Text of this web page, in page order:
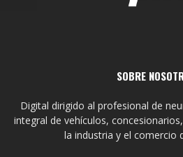
SOBRE
Digital dirigido al profesional de
integral de vehículos,
la industria y el comercio